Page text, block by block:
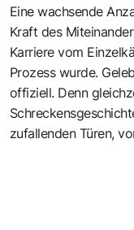
Eine wachsende
Kraft des
Karriere vom
Prozess wurde.
offiziell. Denn
zufallenden Türen,